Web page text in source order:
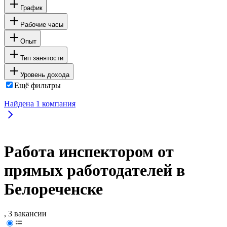
График
Рабочие часы
Опыт
Тип занятости
Уровень дохода
Ещё фильтры
Найдена 1 компания
Работа инспектором от
прямых работодателей в
Белореченске
, 3 вакансии